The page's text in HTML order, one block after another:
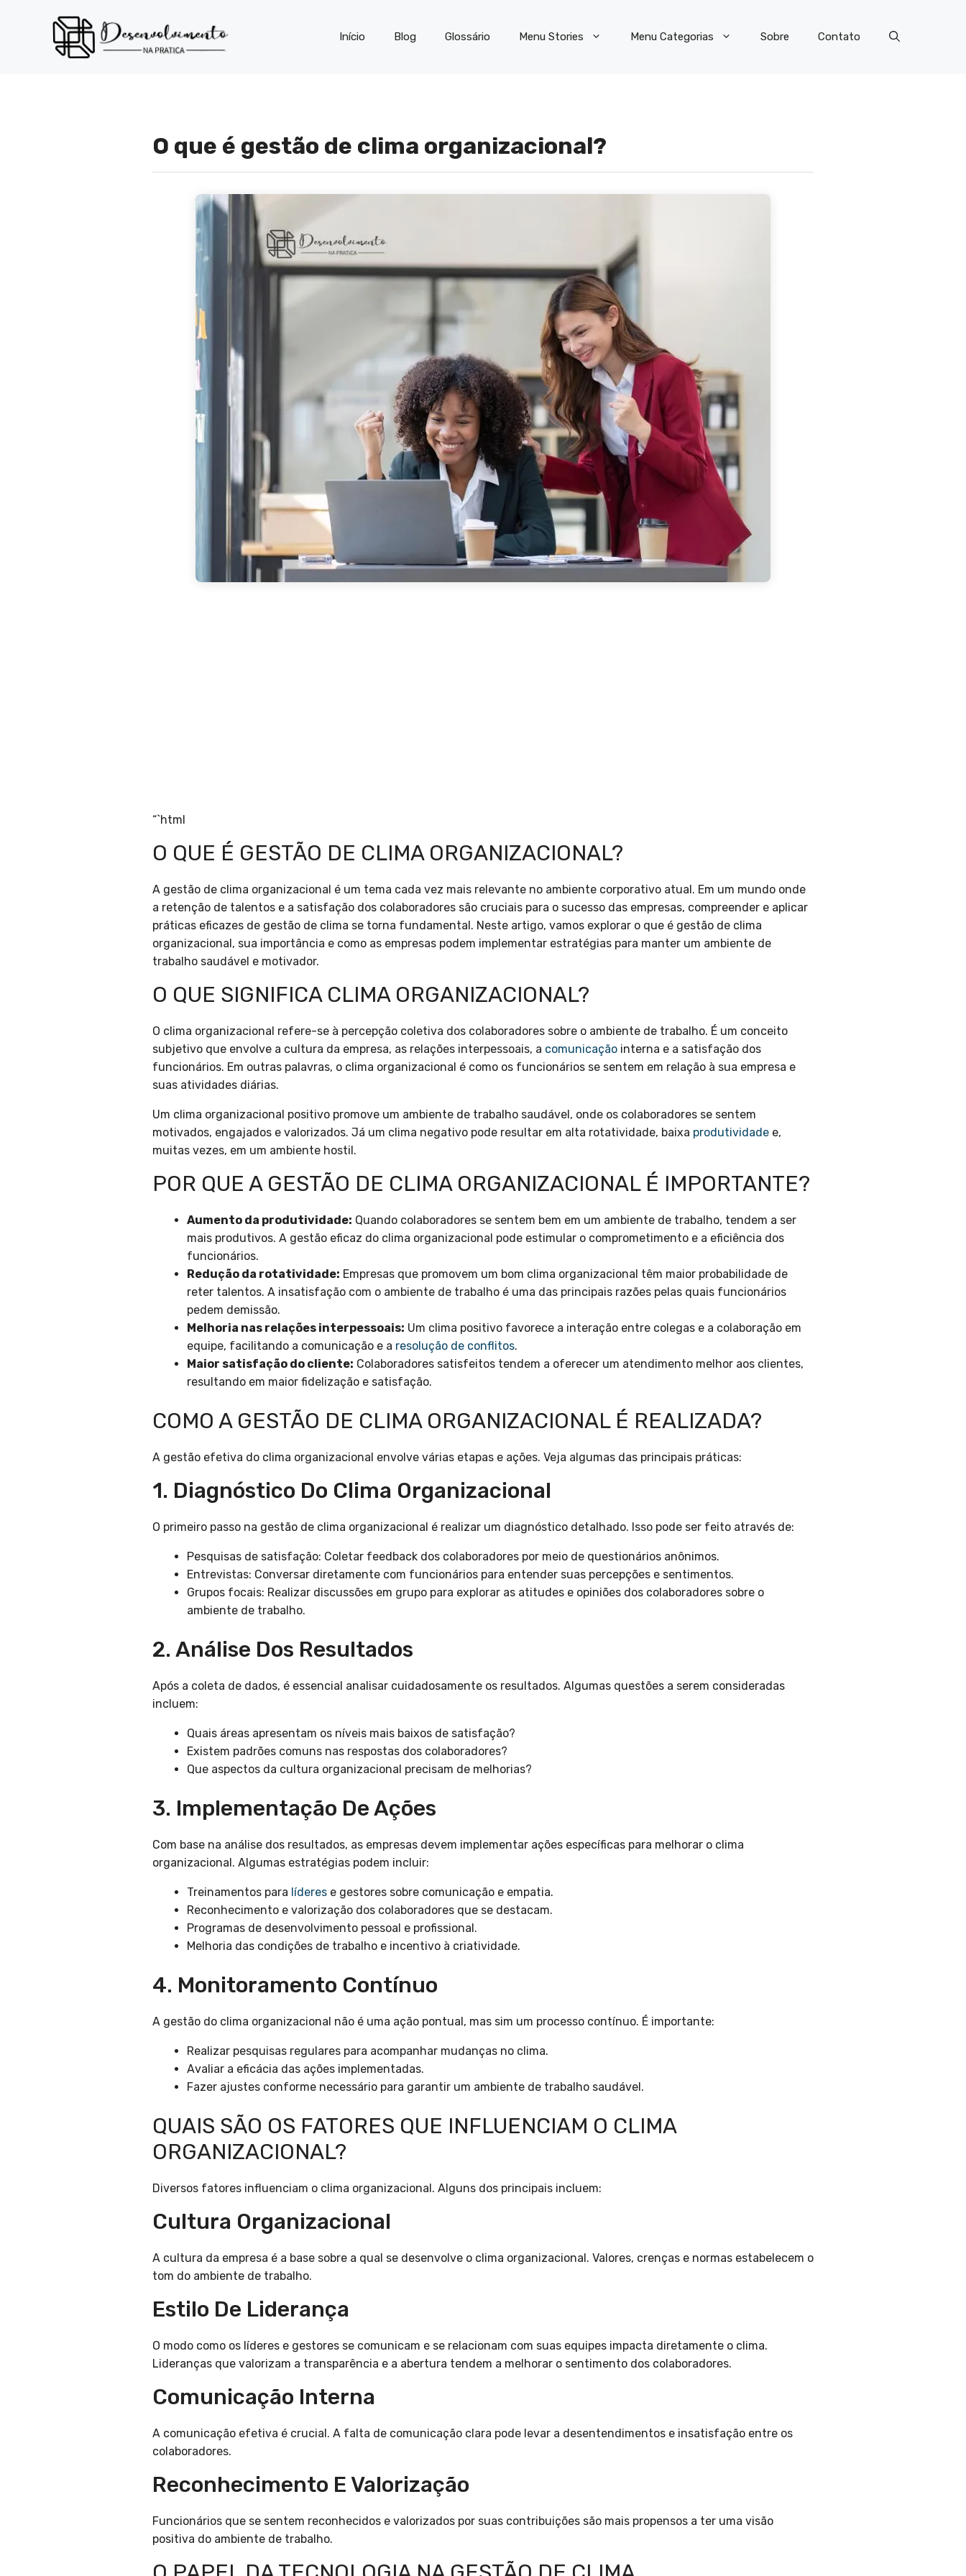
Início Blog Glossário Menu Stories Menu Categorias Sobre Contato
O que é gestão de clima organizacional?
“`html
O QUE É GESTÃO DE CLIMA ORGANIZACIONAL?
A gestão de clima organizacional é um tema cada vez mais relevante no ambiente corporativo atual. Em um mundo onde
a retenção de talentos e a satisfação dos colaboradores são cruciais para o sucesso das empresas, compreender e aplicar
práticas eficazes de gestão de clima se torna fundamental. Neste artigo, vamos explorar o que é gestão de clima
organizacional, sua importância e como as empresas podem implementar estratégias para manter um ambiente de
trabalho saudável e motivador.
O QUE SIGNIFICA CLIMA ORGANIZACIONAL?
O clima organizacional refere-se à percepção coletiva dos colaboradores sobre o ambiente de trabalho. É um conceito
subjetivo que envolve a cultura da empresa, as relações interpessoais, a comunicação interna e a satisfação dos
funcionários. Em outras palavras, o clima organizacional é como os funcionários se sentem em relação à sua empresa e
suas atividades diárias.
Um clima organizacional positivo promove um ambiente de trabalho saudável, onde os colaboradores se sentem
motivados, engajados e valorizados. Já um clima negativo pode resultar em alta rotatividade, baixa produtividade e,
muitas vezes, em um ambiente hostil.
POR QUE A GESTÃO DE CLIMA ORGANIZACIONAL É IMPORTANTE?
Aumento da produtividade: Quando colaboradores se sentem bem em um ambiente de trabalho, tendem a ser
mais produtivos. A gestão eficaz do clima organizacional pode estimular o comprometimento e a eficiência dos
funcionários.
Redução da rotatividade: Empresas que promovem um bom clima organizacional têm maior probabilidade de
reter talentos. A insatisfação com o ambiente de trabalho é uma das principais razões pelas quais funcionários
pedem demissão.
Melhoria nas relações interpessoais: Um clima positivo favorece a interação entre colegas e a colaboração em
equipe, facilitando a comunicação e a resolução de conflitos.
Maior satisfação do cliente: Colaboradores satisfeitos tendem a oferecer um atendimento melhor aos clientes,
resultando em maior fidelização e satisfação.
COMO A GESTÃO DE CLIMA ORGANIZACIONAL É REALIZADA?
A gestão efetiva do clima organizacional envolve várias etapas e ações. Veja algumas das principais práticas:
1. Diagnóstico Do Clima Organizacional
O primeiro passo na gestão de clima organizacional é realizar um diagnóstico detalhado. Isso pode ser feito através de:
Pesquisas de satisfação: Coletar feedback dos colaboradores por meio de questionários anônimos.
Entrevistas: Conversar diretamente com funcionários para entender suas percepções e sentimentos.
Grupos focais: Realizar discussões em grupo para explorar as atitudes e opiniões dos colaboradores sobre o
ambiente de trabalho.
2. Análise Dos Resultados
Após a coleta de dados, é essencial analisar cuidadosamente os resultados. Algumas questões a serem consideradas
incluem:
Quais áreas apresentam os níveis mais baixos de satisfação?
Existem padrões comuns nas respostas dos colaboradores?
Que aspectos da cultura organizacional precisam de melhorias?
3. Implementação De Ações
Com base na análise dos resultados, as empresas devem implementar ações específicas para melhorar o clima
organizacional. Algumas estratégias podem incluir:
Treinamentos para líderes e gestores sobre comunicação e empatia.
Reconhecimento e valorização dos colaboradores que se destacam.
Programas de desenvolvimento pessoal e profissional.
Melhoria das condições de trabalho e incentivo à criatividade.
4. Monitoramento Contínuo
A gestão do clima organizacional não é uma ação pontual, mas sim um processo contínuo. É importante:
Realizar pesquisas regulares para acompanhar mudanças no clima.
Avaliar a eficácia das ações implementadas.
Fazer ajustes conforme necessário para garantir um ambiente de trabalho saudável.
QUAIS SÃO OS FATORES QUE INFLUENCIAM O CLIMA
ORGANIZACIONAL?
Diversos fatores influenciam o clima organizacional. Alguns dos principais incluem:
Cultura Organizacional
A cultura da empresa é a base sobre a qual se desenvolve o clima organizacional. Valores, crenças e normas estabelecem o
tom do ambiente de trabalho.
Estilo De Liderança
O modo como os líderes e gestores se comunicam e se relacionam com suas equipes impacta diretamente o clima.
Lideranças que valorizam a transparência e a abertura tendem a melhorar o sentimento dos colaboradores.
Comunicação Interna
A comunicação efetiva é crucial. A falta de comunicação clara pode levar a desentendimentos e insatisfação entre os
colaboradores.
Reconhecimento E Valorização
Funcionários que se sentem reconhecidos e valorizados por suas contribuições são mais propensos a ter uma visão
positiva do ambiente de trabalho.